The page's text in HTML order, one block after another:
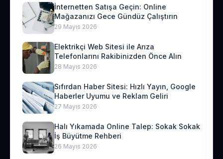
İnternetten Satışa Geçin: Online
Mağazanızı Gece Gündüz Çalıştırın
29 Mayıs 2026
Elektrikçi Web Sitesi ile Arıza
Telefonlarını Rakibinizden Önce Alın
28 Mayıs 2026
Sıfırdan Haber Sitesi: Hızlı Yayın, Google
Haberler Uyumu ve Reklam Geliri
27 Mayıs 2026
Halı Yıkamada Online Talep: Sokak Sokak
İş Büyütme Rehberi
26 Mayıs 2026